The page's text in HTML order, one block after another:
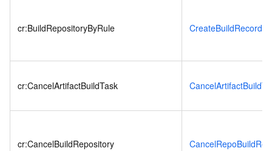
cr:BuildRepositoryByRule
cr:CancelArtifactBuildTask
cr:CancelBuildRepository